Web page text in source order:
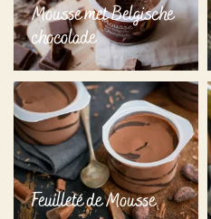
Mousse met Belgische
chocolade
Feuilleté de Mousse